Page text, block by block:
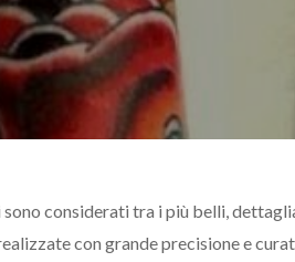
considerati tra i più belli,
con grande precisione e